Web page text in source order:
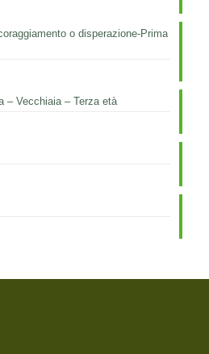
o disperazione-Prima
– Vecchiaia – Terza età